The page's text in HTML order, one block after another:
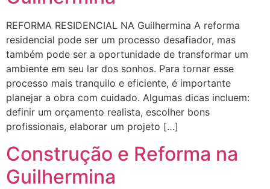
REFORMA RESIDENCIAL NA Guilhermina A reforma
residencial pode ser um processo desafiador, mas
também pode ser a oportunidade de transformar um
ambiente em seu lar dos sonhos. Para tornar esse
processo mais tranquilo e eficiente, é importante
planejar a obra com cuidado. Algumas dicas incluem:
definir um orçamento realista, escolher bons
profissionais, elaborar um projeto […]
Construção e Reforma na
Guilhermina